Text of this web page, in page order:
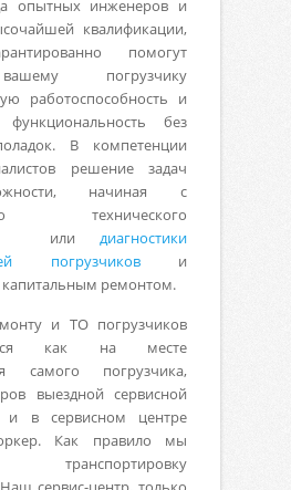
опытных инженеров и
квалификации,
помогут
погрузчику
работоспособность и
функциональность без
В компетенции
решение задач
начиная с
технического
или диагностики
погрузчикови
капитальным ремонтом.
и ТО погрузчиков
как на месте
самого погрузчика,
выездной сервисной
и в сервисном центре
Как правило мы
транспортировку